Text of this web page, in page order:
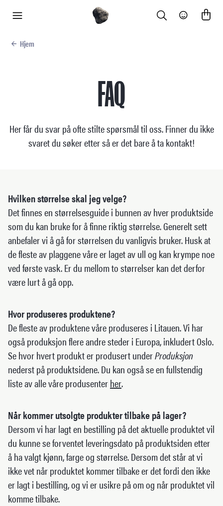
Search Community
Hjem
FAQ
Her får du svar på ofte stilte spørsmål til oss. Finner du ikke
svaret du søker etter så er det bare å ta kontakt!
Hvilken størrelse skal jeg velge?
Det finnes en størrelsesguide i bunnen av hver produktside
som du kan bruke for å finne riktig størrelse. Generelt sett
anbefaler vi å gå for størrelsen du vanligvis bruker. Husk at
de fleste av plaggene våre er laget av ull og kan krympe noe
ved første vask. Er du mellom to størrelser kan det derfor
være lurt å gå opp.
Hvor produseres produktene?
De fleste av produktene våre produseres i Litauen. Vi har
også produksjon flere andre steder i Europa, inkludert Oslo.
Se hvor hvert produkt er produsert underProduksjon
nederst på produktsidene. Du kan også se en fullstendig
liste av alle våre produsenterher.
Når kommer utsolgte produkter tilbake på lager?
Dersom vi har lagt en bestilling på det aktuelle produktet vil
du kunne se forventet leveringsdato på produktsiden etter
å ha valgt kjønn, farge og størrelse. Dersom det står at vi
ikke vet når produktet kommer tilbake er det fordi den ikke
er lagt i bestilling, og vi er usikre på om og når produktet vil
komme tilbake.